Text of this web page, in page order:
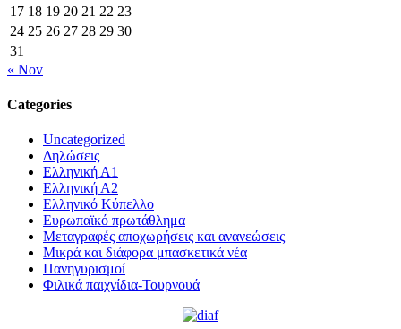
17 18 19 20 21 22 23
24 25 26 27 28 29 30
31
« Nov
Categories
Uncategorized
Δηλώσεις
Ελληνική Α1
Ελληνική Α2
Ελληνικό Κύπελλο
Ευρωπαϊκό πρωτάθλημα
Μεταγραφές αποχωρήσεις και ανανεώσεις
Μικρά και διάφορα μπασκετικά νέα
Πανηγυρισμοί
Φιλικά παιχνίδια-Τουρνουά